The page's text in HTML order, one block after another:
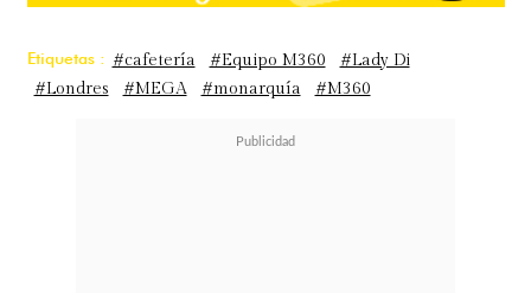
Etiquetas : #cafetería #Equipo M360
#Lady Di
#Londres
#MEGA #monarquía #M360